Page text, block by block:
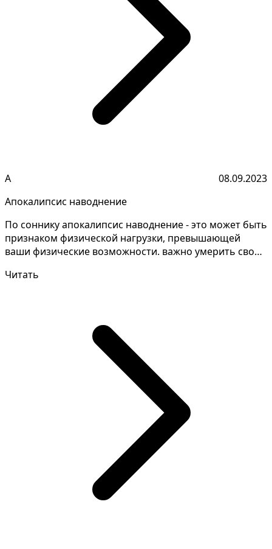
А
08.09.2023
Апокалипсис наводнение
По соннику апокалипсис наводнение - это может быть
признаком физической нагрузки, превышающей
ваши физические возможности. важно умерить свои
Читать